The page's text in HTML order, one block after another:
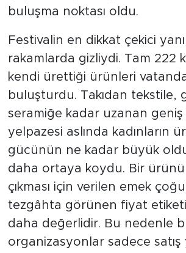
buluşma noktası oldu.
Festivalin en dikkat çekici
rakamlarda gizliydi. Tam 222
kendi ürettiği ürünleri
buluşturdu. Takıdan tekstile,
seramiğe kadar uzanan
yelpazesi aslında kadınların
gücünün ne kadar büyük
daha ortaya koydu. Bir
çıkması için verilen emek
tezgâhta görünen fiyat
daha değerlidir. Bu nedenle
organizasyonlar sadece satış